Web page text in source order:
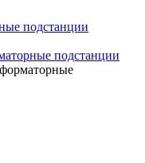
подстанции
подстанции